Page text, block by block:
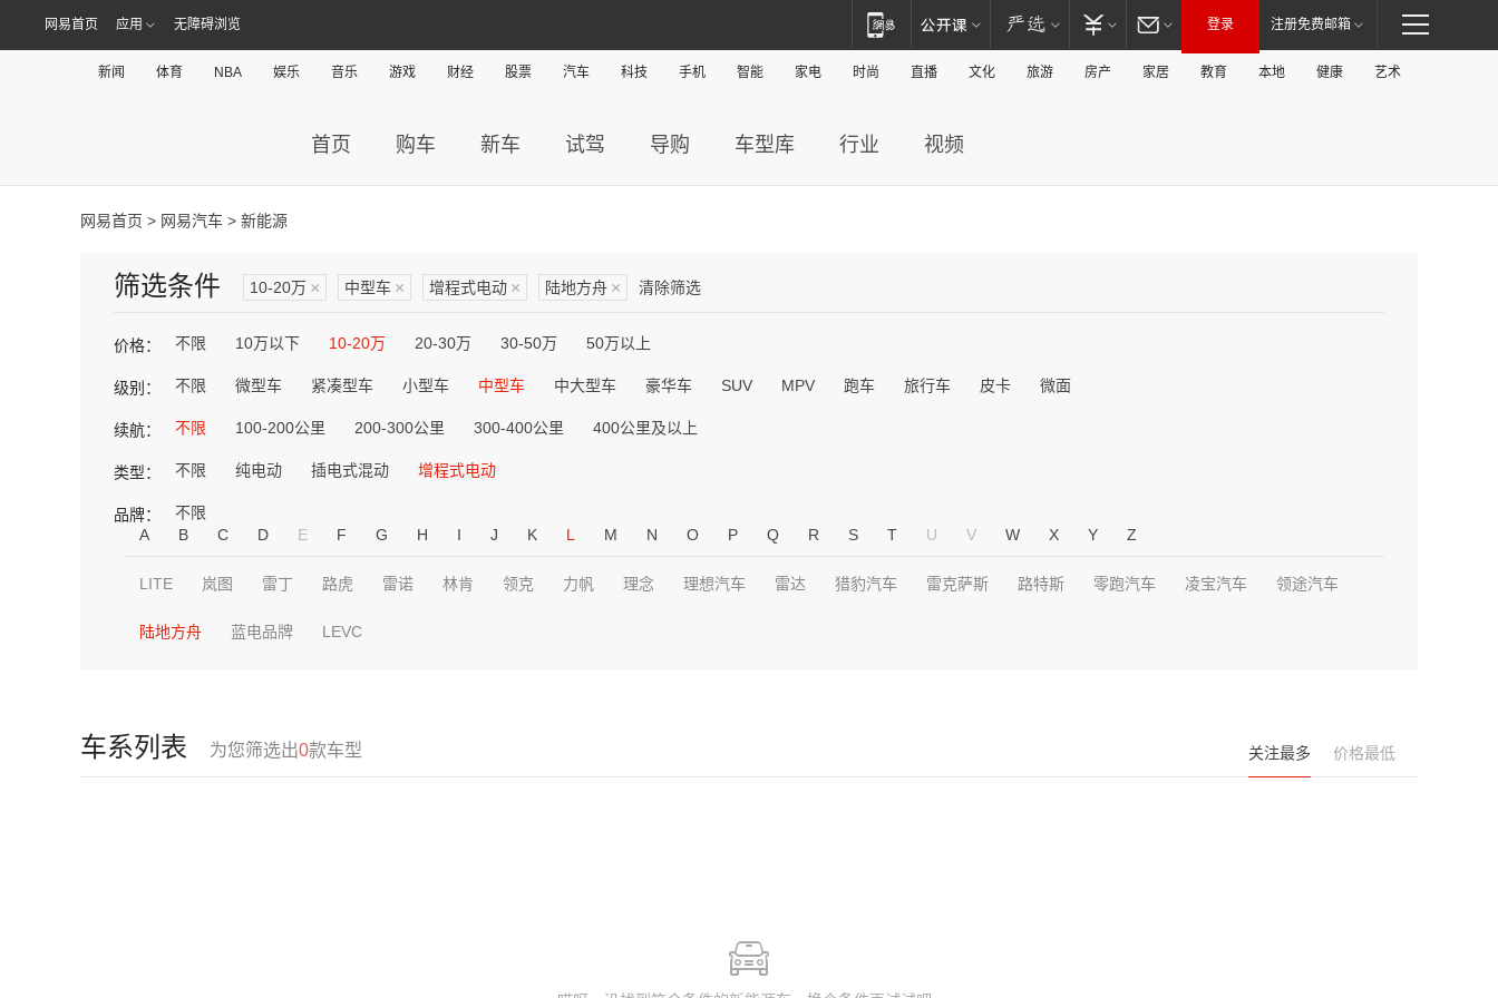
网易首页 应用 无障碍浏览 登录 注册免费邮箱
新闻 体育 NBA 娱乐 音乐 游戏 财经 股票 汽车 科技 手机 智能 家电 时尚 直播 文化 旅游 房产 家居 教育 本地 健康 艺术
首页 购车 新车 试驾 导购 车型库 行业 视频
网易首页 > 网易汽车 > 新能源
筛选条件 10-20万 × 中型车 × 增程式电动 × 陆地方舟 × 清除筛选
价格： 不限 10万以下 10-20万 20-30万 30-50万 50万以上
级别： 不限 微型车 紧凑型车 小型车 中型车 中大型车 豪华车 SUV MPV 跑车 旅行车 皮卡 微面
续航： 不限 100-200公里 200-300公里 300-400公里 400公里及以上
类型： 不限 纯电动 插电式混动 增程式电动
品牌：
不限
A
B C D E F G H I J K L M N O P Q R S T U V W X Y Z
LITE 岚图 雷丁 路虎 雷诺 林肯 领克 力帆 理念 理想汽车 雷达 猎豹汽车 雷克萨斯 路特斯 零跑汽车 凌宝汽车 领途汽车
陆地方舟 蓝电品牌 LEVC
车系列表 为您筛选出0款车型 关注最多 价格最低